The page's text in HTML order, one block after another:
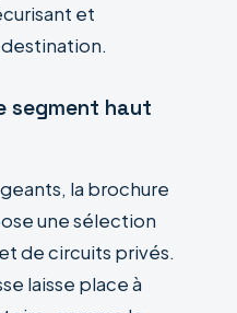
et
segment haut
la brochure
une sélection
de circuits privés.
laisse place à